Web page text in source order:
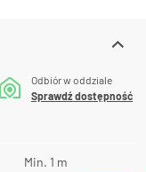
Odbiór w oddziale
Sprawdź dostępność
Min. 1 m